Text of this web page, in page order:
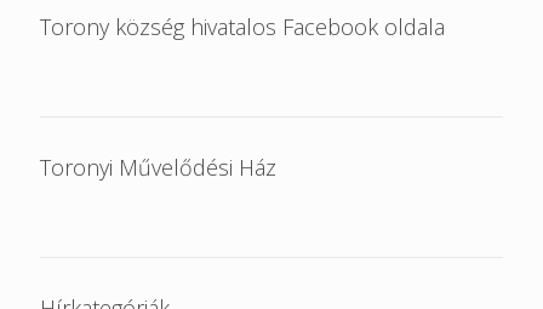
Torony község hivatalos Facebook oldala
Toronyi Művelődési Ház